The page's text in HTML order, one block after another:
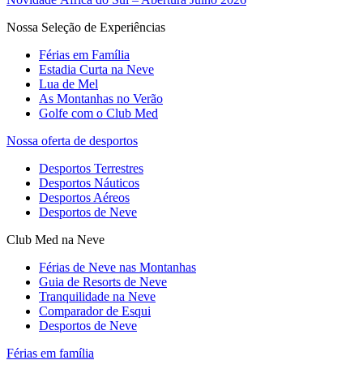
Nossa Seleção de Experiências
Férias em Família
Estadia Curta na Neve
Lua de Mel
As Montanhas no Verão
Golfe com o Club Med
Nossa oferta de desportos
Desportos Terrestres
Desportos Náuticos
Desportos Aéreos
Desportos de Neve
Club Med na Neve
Férias de Neve nas Montanhas
Guia de Resorts de Neve
Tranquilidade na Neve​
Comparador de Esqui
Desportos de Neve
Férias em família